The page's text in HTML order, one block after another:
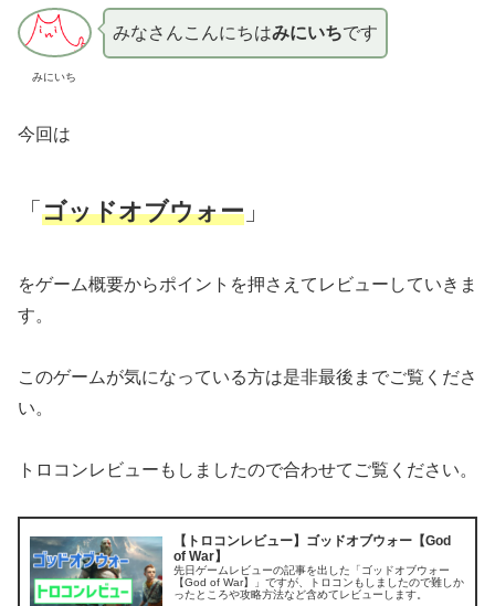
みにいち
みなさんこんにちはみにいちです
今回は
「 ゴッドオブウォー 」
をゲーム概要からポイントを押さえてレビューしていきま
す。
このゲームが気になっている方は是非最後までご覧くださ
い。
トロコンレビューもしましたので合わせてご覧ください。
【トロコンレビュー】ゴッドオブウォー【God
of War】
先日ゲームレビューの記事を出した「ゴッドオブウォー
【God of War】」ですが、トロコンもしましたので難しか
ったところや攻略方法など含めてレビューします。